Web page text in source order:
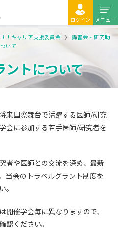
ログイン メニュー
！キャリア支援委員会
講習会・研究助
いて
ントについて
来国際舞台で活躍する医師/研究
会に参加する若手医師/研究者を
者や医師との交流を深め、最新
当会のトラベルグラント制度を
。
催学会毎に異なりますので、
認ください。